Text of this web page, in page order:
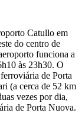
Catullo em
do centro de
funciona a
às 23h30. O
de Porta
(a cerca de 52 km
vezes por dia,
de Porta Nuova.